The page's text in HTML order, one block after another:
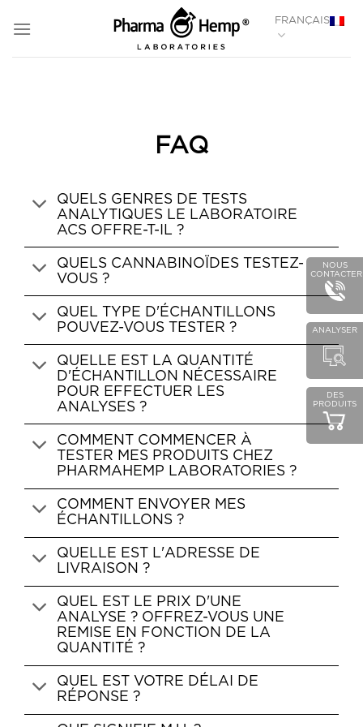
AU
CONTENU
FRANÇAIS
FAQ
QUELS GENRES DE TESTS
ANALYTIQUES LE LABORATOIRE
ACS OFFRE-T-IL ?
QUELS CANNABINOÏDES TESTEZ-
VOUS ?
QUEL TYPE D'ÉCHANTILLONS
POUVEZ-VOUS TESTER ?
QUELLE EST LA QUANTITÉ
D'ÉCHANTILLON NÉCESSAIRE
POUR EFFECTUER LES
ANALYSES ?
COMMENT COMMENCER À
TESTER MES PRODUITS CHEZ
PHARMAHEMP LABORATORIES ?
COMMENT ENVOYER MES
ÉCHANTILLONS ?
QUELLE EST L'ADRESSE DE
LIVRAISON ?
QUEL EST LE PRIX D'UNE
ANALYSE ? OFFREZ-VOUS UNE
REMISE EN FONCTION DE LA
QUANTITÉ ?
QUEL EST VOTRE DÉLAI DE
RÉPONSE ?
NOUS
CONTACTER
ANALYSER
DES
PRODUITS